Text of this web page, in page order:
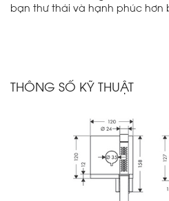
bạn thư thái và hạnh phúc hơn
THÔNG SỐ KỸ THUẬT